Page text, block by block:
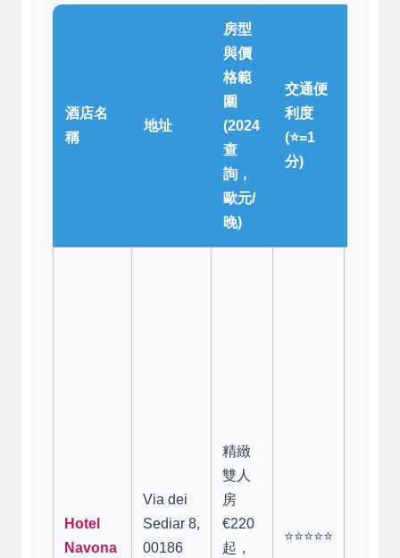
酒店名
稱
地址
房型
與價
格範
圍
(2024
查
詢，
歐元/
晚)
交通便
利度
(⭐=1
分)
Hotel
Navona
Via dei
Sediar 8,
00186
精緻
雙人
房
€220
起，
⭐⭐⭐⭐⭐